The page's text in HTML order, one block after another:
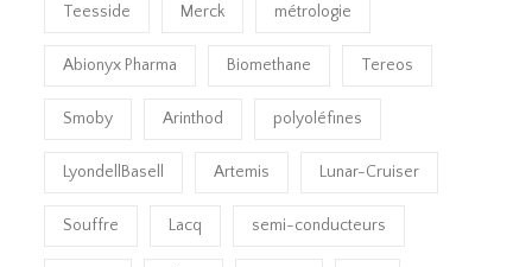
Teesside Merck métrologie
Abionyx Pharma Biomethane Tereos
Smoby Arinthod polyoléfines
LyondellBasell Artemis Lunar-Cruiser
Souffre Lacq semi-conducteurs